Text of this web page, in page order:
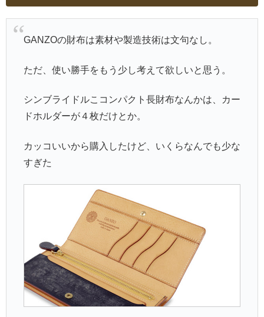
GANZOの財布は素材や製造技術は文句なし。
ただ、使い勝手をもう少し考えて欲しいと思う。
シンブライドルこコンパクト長財布なんかは、カー
ドホルダーが４枚だけとか。
カッコいいから購入したけど、いくらなんでも少な
すぎた